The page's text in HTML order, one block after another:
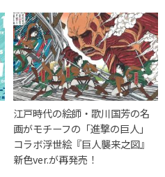
江戸時代の絵師・歌川国芳の名
画がモチーフの「進撃の巨人」
コラボ浮世絵『巨人襲来之図』
新色ver.が再発売！